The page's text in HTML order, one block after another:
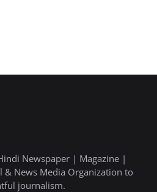
Newspaper | Magazine |
& News Media Organization to
journalism.